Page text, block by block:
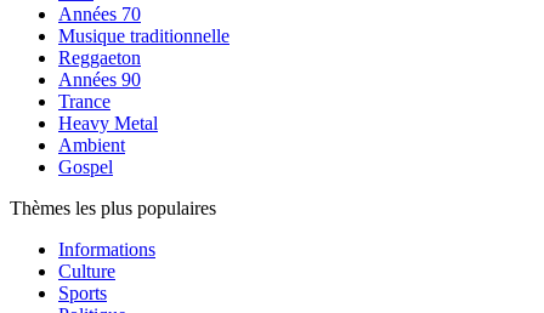
Années 70
Musique traditionnelle
Reggaeton
Années 90
Trance
Heavy Metal
Ambient
Gospel
Thèmes les plus populaires
Informations
Culture
Sports